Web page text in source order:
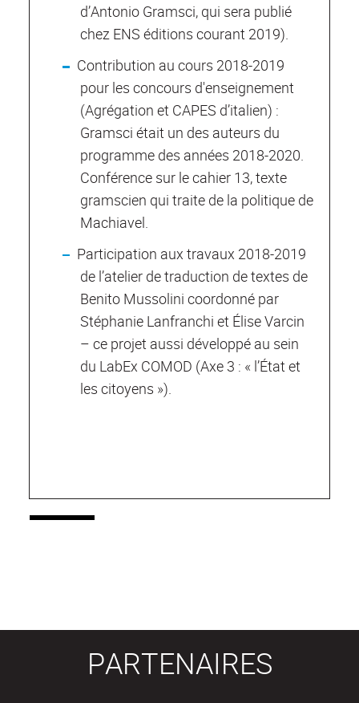
d’Antonio Gramsci, qui sera publié
chez ENS éditions courant 2019).
Contribution au cours 2018-2019
pour les concours d'enseignement
(Agrégation et CAPES d’italien) :
Gramsci était un des auteurs du
programme des années 2018-2020.
Conférence sur le cahier 13, texte
gramscien qui traite de la politique de
Machiavel.
Participation aux travaux 2018-2019
de l’atelier de traduction de textes de
Benito Mussolini coordonné par
Stéphanie Lanfranchi et Élise Varcin
– ce projet aussi développé au sein
du LabEx COMOD (Axe 3 : « l’État et
les citoyens »).
PARTENAIRES